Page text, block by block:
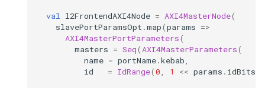
val l2FrontendAXI4Node = AXI4MasterNode(
slavePortParamsOpt .map(params =>
AXI4MasterPortParameters(
masters = Seq(AXI4MasterParameters(
name = portName.kebab,
id
= IdRange(0, 1 << params . idBits